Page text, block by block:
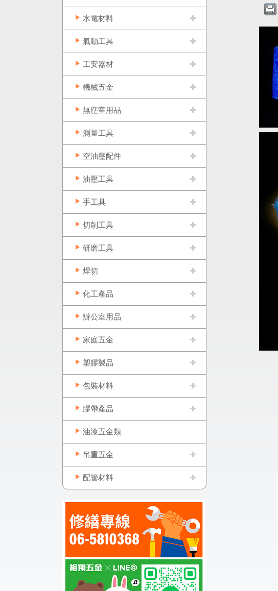
水電材料
氣動工具
工安器材
機械五金
無塵室用品
測量工具
空油壓配件
油壓工具
手工具
切削工具
研磨工具
焊切
化工產品
辦公室用品
家庭五金
塑膠製品
包裝材料
膠帶產品
油漆五金類
吊重五金
配管材料